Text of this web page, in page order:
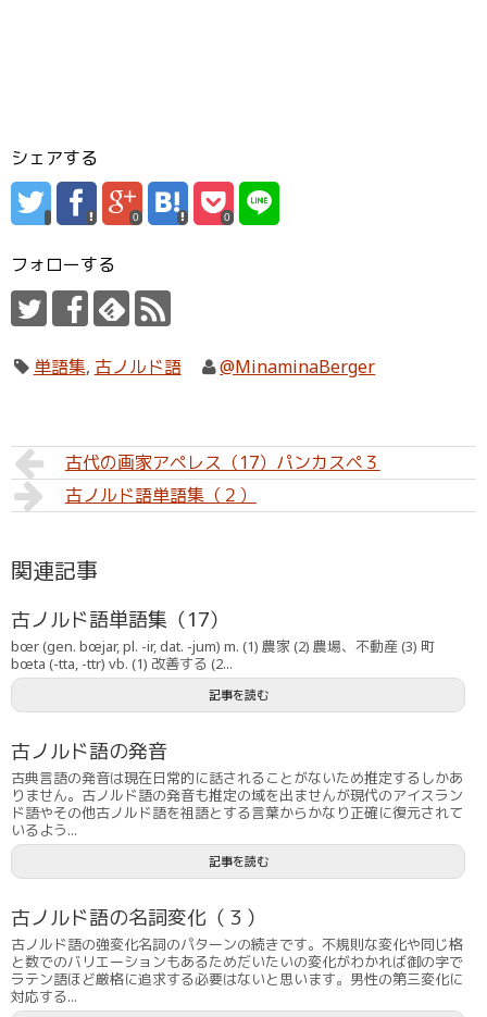
シェアする
0 0
フォローする
単語集, 古ノルド語 @MinaminaBerger
古代の画家アペレス（17）パンカスペ３
古ノルド語単語集（２）
関連記事
古ノルド語単語集（17）
bœr (gen. bœjar, pl. -ir, dat. -jum) m. (1) 農家 (2) 農場、不動産 (3) 町
bœta (-tta, -ttr) vb. (1) 改善する (2...
記事を読む
古ノルド語の発音
古典言語の発音は現在日常的に話されることがないため推定するしかあ
りません。古ノルド語の発音も推定の域を出ませんが現代のアイスラン
ド語やその他古ノルド語を祖語とする言葉からかなり正確に復元されて
いるよう...
記事を読む
古ノルド語の名詞変化（３）
古ノルド語の強変化名詞のパターンの続きです。不規則な変化や同じ格
と数でのバリエーションもあるためだいたいの変化がわかれば御の字で
ラテン語ほど厳格に追求する必要はないと思います。男性の第三変化に
対応する...